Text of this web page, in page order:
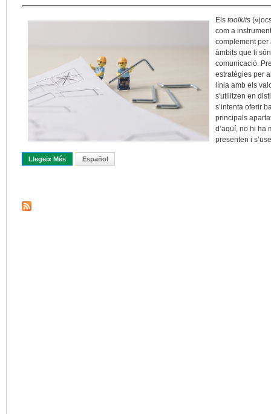
Els toolkits
com a
complement per
àmbits que li
comunicació.
estratègies per
línia amb els
s'utilitzen en
s’intenta oferir
principals
d’aquí, no hi ha
presenten i
Llegeix Més Sobre Open Science Toolkit. L’eina De Desenvolupament De
Español